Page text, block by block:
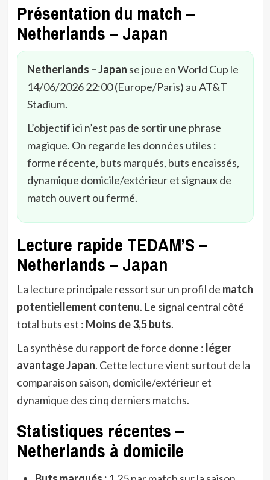
Présentation du match –
Netherlands – Japan
Netherlands – Japan se joue en World Cup le
14/06/2026 22:00 (Europe/Paris) au AT&T
Stadium.
L’objectif ici n’est pas de sortir une phrase
magique. On regarde les données utiles :
forme récente, buts marqués, buts encaissés,
dynamique domicile/extérieur et signaux de
match ouvert ou fermé.
Lecture rapide TEDAM’S –
Netherlands – Japan
La lecture principale ressort sur un profil de match
potentiellement contenu. Le signal central côté
total buts est : Moins de 3,5 buts.
La synthèse du rapport de force donne : léger
avantage Japan. Cette lecture vient surtout de la
comparaison saison, domicile/extérieur et
dynamique des cinq derniers matchs.
Statistiques récentes –
Netherlands à domicile